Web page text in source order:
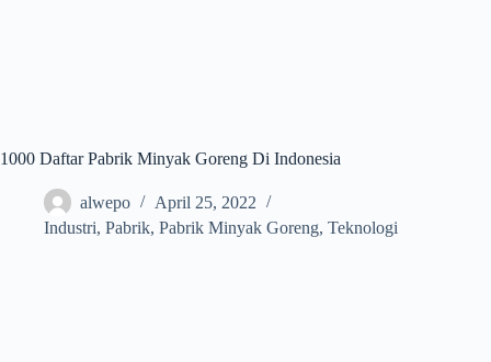
1000 Daftar Pabrik Minyak Goreng Di Indonesia
alwepo
April 25, 2022
Industri, Pabrik, Pabrik Minyak Goreng, Teknologi